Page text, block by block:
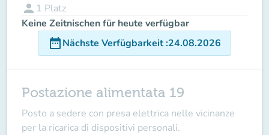
person 1 Platz
Keine Zeitnischen für heute verfügbar
date_rangeNächste Verfügbarkeit:24.08.2026
Postazione alimentata 19
Posto a sedere con presa elettrica nelle vicinanze
per la ricarica di dispositivi personali.